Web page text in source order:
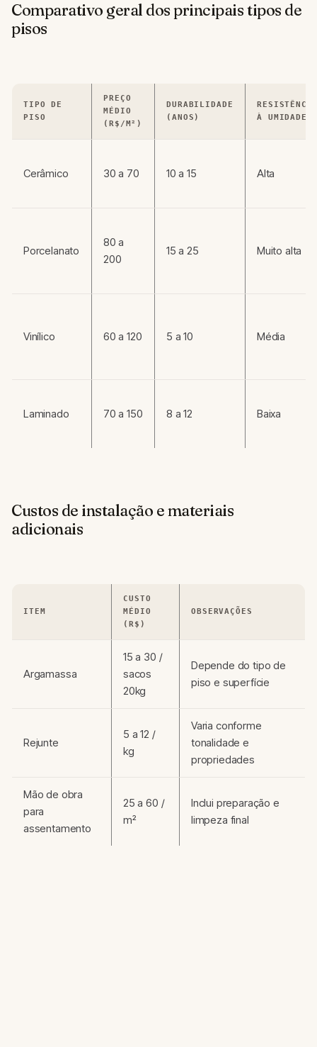
Comparativo geral dos principais tipos de
pisos
TIPO DE
PISO
PREÇO
MÉDIO
(R$/M²)
DURABILIDADE
(ANOS)
À UMIDADE
Cerâmico 30 a 70 10 a 15 Alta
Porcelanato
80 a
200
15 a 25 Muito alta
Vinílico 60 a 120 5 a 10 Média
Laminado 70 a 150 8 a 12 Baixa
Custos de instalação e materiais
adicionais
ITEM
CUSTO
MÉDIO
(R$)
OBSERVAÇÕES
Argamassa
15 a 30 /
sacos
20kg
Depende do tipo de
piso e superfície
Rejunte
5 a 12 /
kg
Varia conforme
tonalidade e
propriedades
Mão de obra
para
assentamento
25 a 60 /
m²
Inclui preparação e
limpeza final